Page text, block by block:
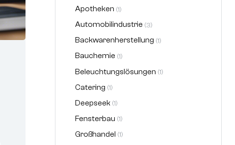
Apotheken (1)
Automobilindustrie (3)
Backwarenherstellung (1)
Bauchemie (1)
Beleuchtungslösungen (1)
Catering (1)
Deepseek (1)
Fensterbau (1)
Großhandel (1)